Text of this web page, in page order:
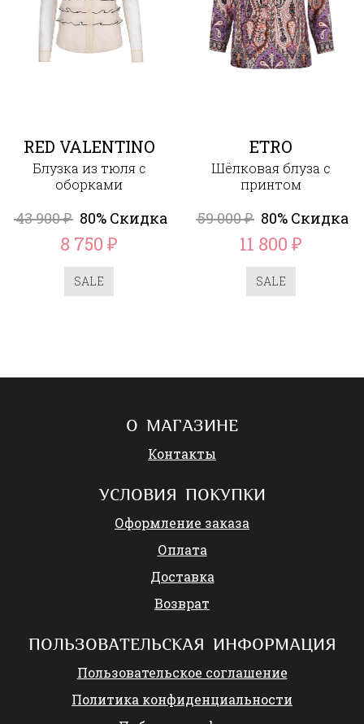
RED VALENTINO
Блузка из тюля с
оборками
43 900₽ 80% Скидка
8 750₽
SALE
ETRO
Шёлковая блуза с
принтом
59 000₽ 80% Скидка
11 800 ₽
SALE
О МАГАЗИНЕ
Контакты
УСЛОВИЯ ПОКУПКИ
Оформление заказа
Оплата
Доставка
Возврат
ПОЛЬЗОВАТЕЛЬСКАЯ ИНФОРМАЦИЯ
Пользовательское соглашение
Политика конфиденциальности